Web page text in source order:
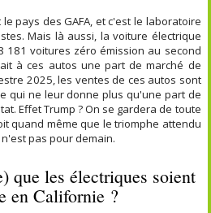
pays des GAFA, et c'est le laboratoire
Mais là aussi, la voiture électrique
181 voitures zéro émission au second
à ces autos une part de marché de
2025, les ventes de ces autos sont
qui ne leur donne plus qu'une part de
Effet Trump ? On se gardera de toute
quand même que le triomphe attendu
pas pour demain.
que les électriques soient
en Californie ?